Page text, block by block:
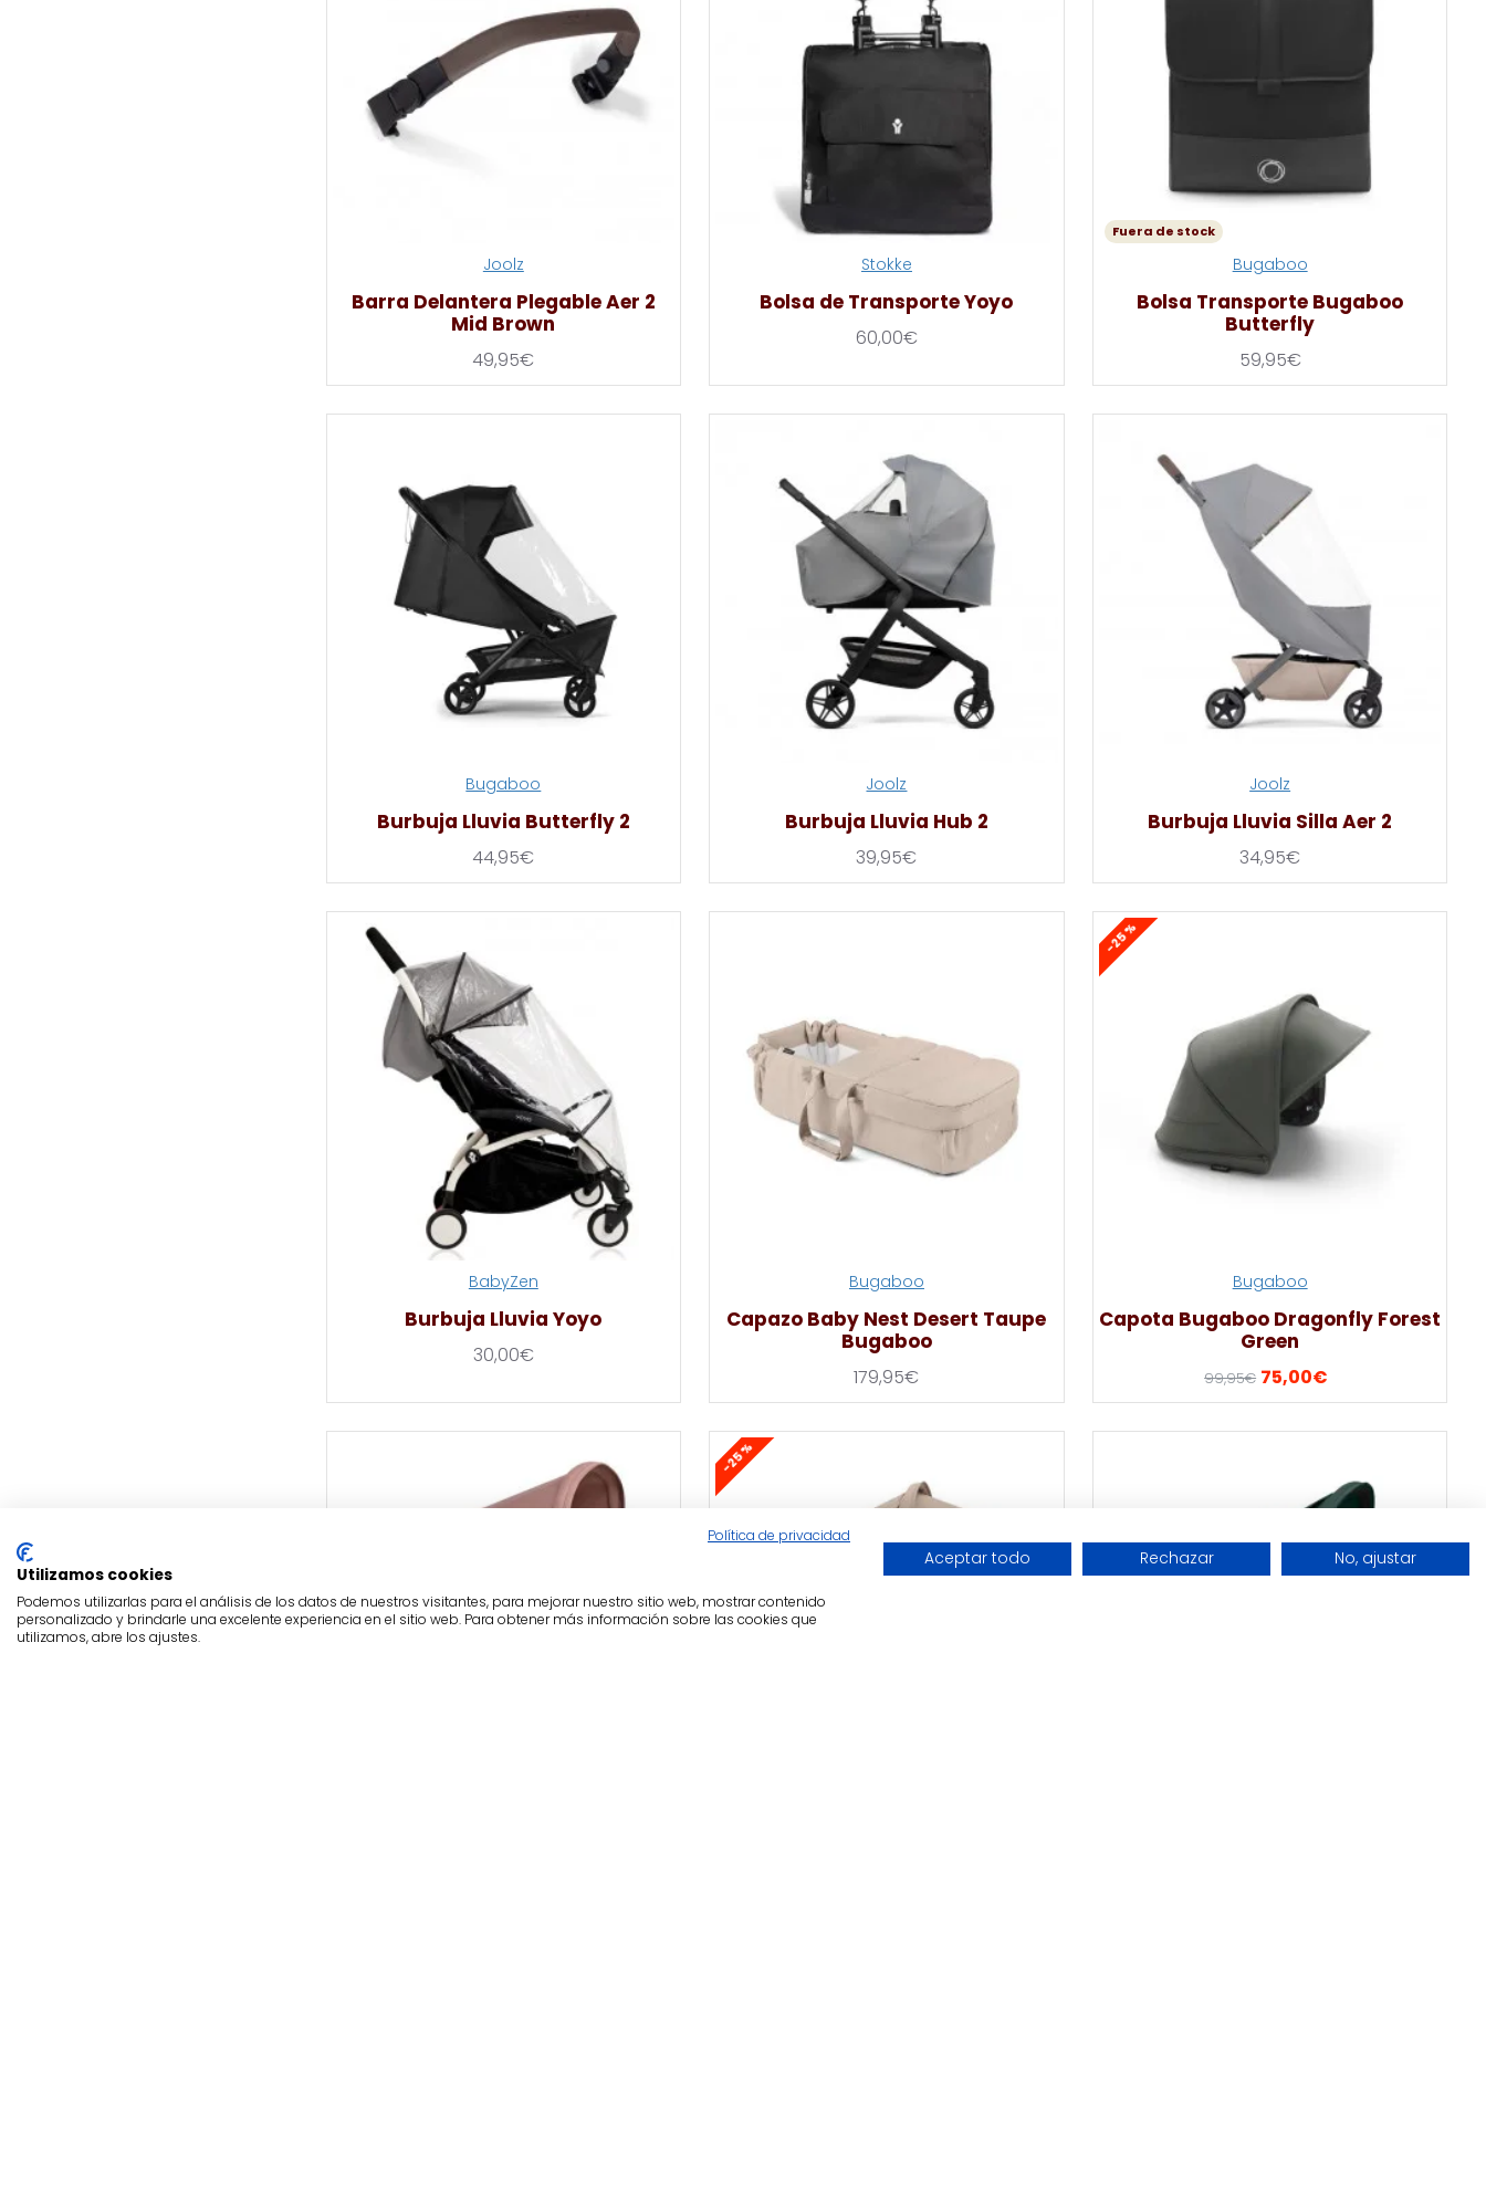
Joolz
Barra Delantera Plegable Aer 2
Mid Brown
49,95€
Stokke
Bolsa de Transporte Yoyo
60,00€
Fuera de stock
Bugaboo
Bolsa Transporte Bugaboo
Butterfly
59,95€
Bugaboo
Burbuja Lluvia Butterfly 2
44,95€
Joolz
Burbuja Lluvia Hub 2
39,95€
Joolz
Burbuja Lluvia Silla Aer 2
34,95€
BabyZen
Burbuja Lluvia Yoyo
30,00€
Bugaboo
Capazo Baby Nest Desert Taupe
Bugaboo
179,95€
-25 %
Bugaboo
Capota Bugaboo Dragonfly Forest
Green
99,95€ 75,00€
-25 %
Política de privacidad
Utilizamos cookies
Podemos utilizarlas para el análisis de los datos de nuestros visitantes, para mejorar nuestro sitio web, mostrar contenido
personalizado y brindarle una excelente experiencia en el sitio web. Para obtener más información sobre las cookies que
utilizamos, abre los ajustes.
Aceptar todo Rechazar No, ajustar